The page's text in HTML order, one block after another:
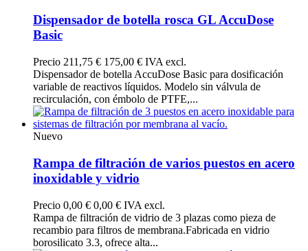
Dispensador de botella rosca GL AccuDose
Basic
Precio 211,75 € 175,00 € IVA excl.
Dispensador de botella AccuDose Basic para dosificación
variable de reactivos líquidos. Modelo sin válvula de
recirculación, con émbolo de PTFE,...
Nuevo
Rampa de filtración de varios puestos en acero
inoxidable y vidrio
Precio 0,00 € 0,00 € IVA excl.
Rampa de filtración de vidrio de 3 plazas como pieza de
recambio para filtros de membrana.Fabricada en vidrio
borosilicato 3.3, ofrece alta...